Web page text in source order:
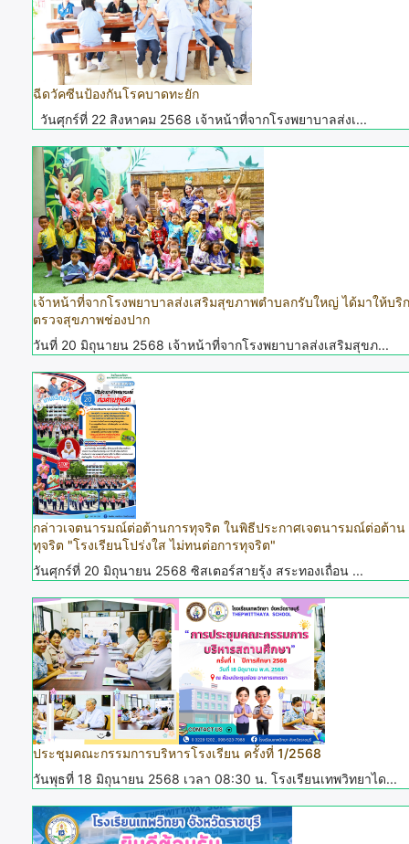
ฉีดวัคซีนป้องกันโรคบาดทะยัก
วันศุกร์ที่ 22 สิงหาคม 2568 เจ้าหน้าที่จากโรงพยาบาลส่งเ...
เจ้าหน้าที่จากโรงพยาบาลส่งเสริมสุขภาพตำบลกรับใหญ่ ได้มาให้บริ
ตรวจสุขภาพช่องปาก
วันที่ 20 มิถุนายน 2568 เจ้าหน้าที่จากโรงพยาบาลส่งเสริมสุขภ...
กล่าวเจตนารมณ์ต่อต้านการทุจริต ในพิธีประกาศเจตนารมณ์ต่อต้าน
ทุจริต "โรงเรียนโปร่งใส ไม่ทนต่อการทุจริต"
วันศุกร์ที่ 20 มิถุนายน 2568 ซิสเตอร์สายรุ้ง สระทองเถื่อน ...
ประชุมคณะกรรมการบริหารโรงเรียน ครั้งที่ 1/2568
วันพุธที่ 18 มิถุนายน 2568 เวลา 08:30 น. โรงเรียนเทพวิทยาได...